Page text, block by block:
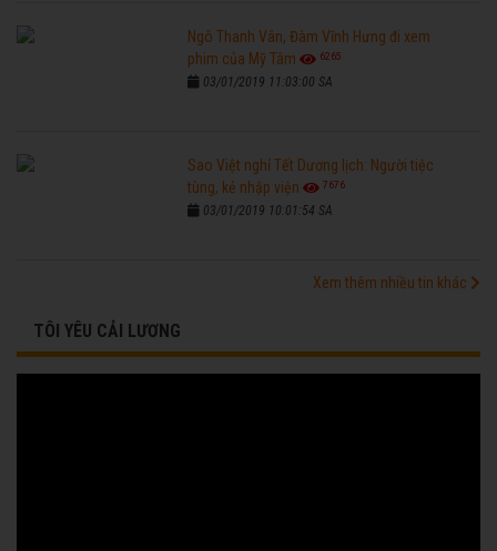
Ngô Thanh Vân, Đàm Vĩnh Hưng đi xem
phim của Mỹ Tâm
6265
03/01/2019 11:03:00 SA
Sao Việt nghỉ Tết Dương lịch: Người tiệc
tùng, kẻ nhập viện
7676
03/01/2019 10:01:54 SA
Xem thêm nhiều tin khác
TÔI YÊU CẢI LƯƠNG